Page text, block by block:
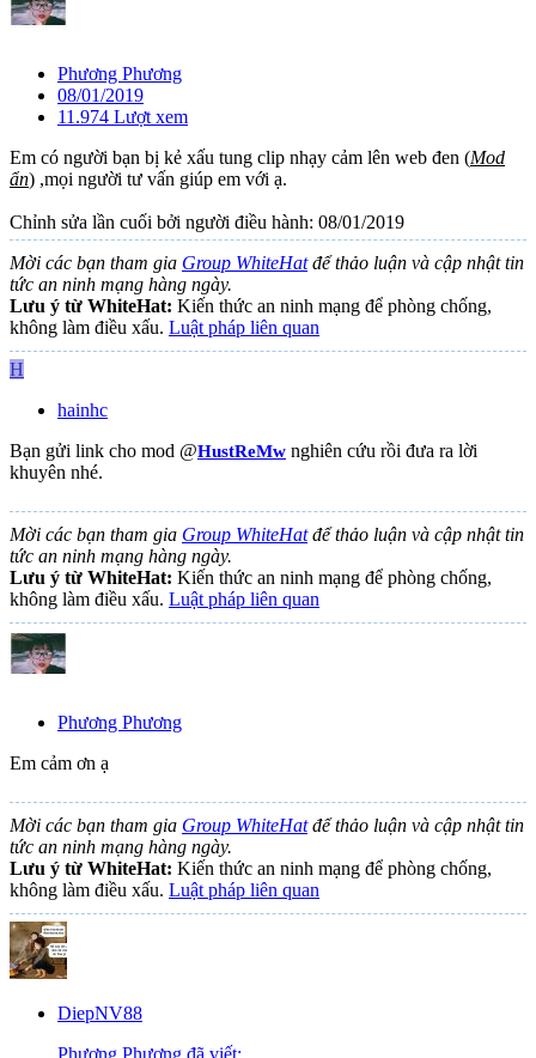
Phương Phương
08/01/2019
11.974 Lượt xem
Em có người bạn bị kẻ xấu tung clip nhạy cảm lên web đen (Mod
ẩn) ,mọi người tư vấn giúp em với ạ.
Chỉnh sửa lần cuối bởi người điều hành: 08/01/2019
Mời các bạn tham gia Group WhiteHatđể thảo luận và cập nhật tin
tức an ninh mạng hàng ngày.
Lưu ý từ WhiteHat: Kiến thức an ninh mạng để phòng chống,
không làm điều xấu. Luật pháp liên quan
H
hainhc
Bạn gửi link cho mod @HustReMw nghiên cứu rồi đưa ra lời
khuyên nhé.
Mời các bạn tham gia Group WhiteHatđể thảo luận và cập nhật tin
tức an ninh mạng hàng ngày.
Lưu ý từ WhiteHat: Kiến thức an ninh mạng để phòng chống,
không làm điều xấu. Luật pháp liên quan
Phương Phương
Em cảm ơn ạ
Mời các bạn tham gia Group WhiteHatđể thảo luận và cập nhật tin
tức an ninh mạng hàng ngày.
Lưu ý từ WhiteHat: Kiến thức an ninh mạng để phòng chống,
không làm điều xấu. Luật pháp liên quan
DiepNV88
Phương Phương đã viết: